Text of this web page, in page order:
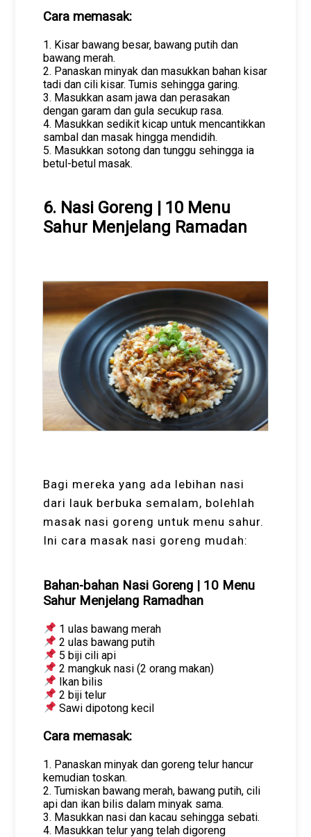
Cara memasak:
1. Kisar bawang besar, bawang putih dan
bawang merah.
2. Panaskan minyak dan masukkan bahan kisar
tadi dan cili kisar. Tumis sehingga garing.
3. Masukkan asam jawa dan perasakan
dengan garam dan gula secukup rasa.
4. Masukkan sedikit kicap untuk mencantikkan
sambal dan masak hingga mendidih.
5. Masukkan sotong dan tunggu sehingga ia
betul-betul masak.
6. Nasi Goreng | 10 Menu
Sahur Menjelang Ramadan
Bagi mereka yang ada lebihan nasi
dari lauk berbuka semalam, bolehlah
masak nasi goreng untuk menu sahur.
Ini cara masak nasi goreng mudah:
Bahan-bahan Nasi Goreng | 10 Menu
Sahur Menjelang Ramadhan
1 ulas bawang merah
2 ulas bawang putih
5 biji cili api
2 mangkuk nasi (2 orang makan)
Ikan bilis
2 biji telur
Sawi dipotong kecil
Cara memasak:
1. Panaskan minyak dan goreng telur hancur
kemudian toskan.
2. Tumiskan bawang merah, bawang putih, cili
api dan ikan bilis dalam minyak sama.
3. Masukkan nasi dan kacau sehingga sebati.
4. Masukkan telur yang telah digoreng